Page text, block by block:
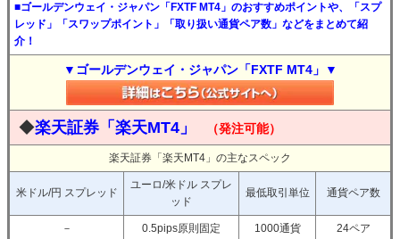
■ゴールデンウェイ・ジャパン「FXTF MT4」のおすすめポイントや、「スプ
レッド」「スワップポイント」「取り扱い通貨ペア数」などをまとめて紹
介！
▼ゴールデンウェイ・ジャパン「FXTF MT4」▼
◆楽天証券「楽天MT4」 （発注可能）
楽天証券「楽天MT4」の主なスペック
米ドル/円 スプレッド
ユーロ/米ドル スプレ
ッド
最低取引単位 通貨ペア数
－ 0.5pips原則固定 1000通貨 24ペア